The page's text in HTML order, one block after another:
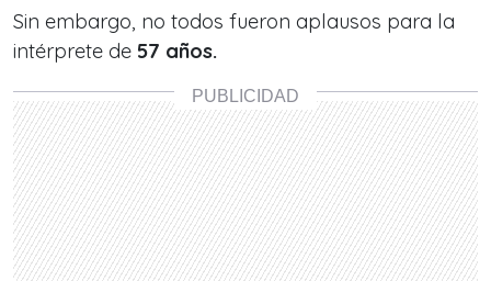
Sin embargo, no todos fueron aplausos para la
intérprete de 57 años.